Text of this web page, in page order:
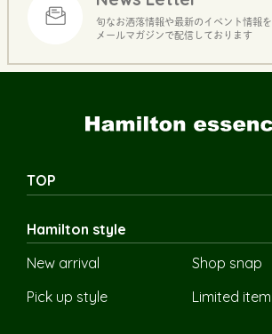
旬なお洒落情報や最新のイベント情報を
メールマガジンで配信しております
TOP
Hamilton style
New arrival
Shop snap
Pick up style
Limited item